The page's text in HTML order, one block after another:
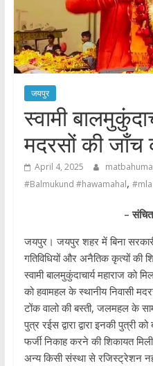
जयपुर
स्वामी
मदरसों की जाँच
April 4, 2025
#Balmukund #hawamahal,
–
जयपुर। जयपुर शहर में बिना
गतिविधियों और अनैतिक कृत्यों की
स्वामी बालमुकुंदाचार्य महाराज को
को हवामहल के स्थानीय निवासी
टोंक वालो की बस्ती, जलमहल के
पुत्र रईस द्वारा द्वारा इनकी
फर्जी निकाह करने की शिकायत
अन्य किसी संस्था से रजिस्ट्रेशन